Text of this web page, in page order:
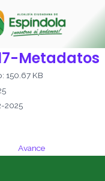
Metadatos
150.67 KB
2025
Avance